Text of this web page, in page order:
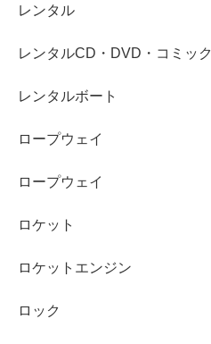
レンタル
レンタルCD・DVD・コミック
レンタルボート
ロープウェイ
ロープウェイ
ロケット
ロケットエンジン
ロック